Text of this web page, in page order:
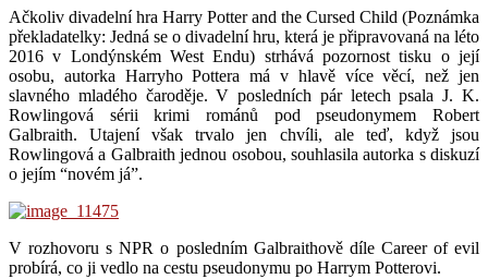
Ačkoliv divadelní hra Harry Potter and the Cursed Child (Poznámka
překladatelky: Jedná se o divadelní hru, která je připravovaná na léto
2016 v Londýnském West Endu) strhává pozornost tisku o její
osobu, autorka Harryho Pottera má v hlavě více věcí, než jen
slavného mladého čaroděje. V posledních pár letech psala J. K.
Rowlingová sérii krimi románů pod pseudonymem Robert
Galbraith. Utajení však trvalo jen chvíli, ale teď, když jsou
Rowlingová a Galbraith jednou osobou, souhlasila autorka s diskuzí
o jejím “novém já”.
V rozhovoru s NPR o posledním Galbraithově díle Career of evil
probírá, co ji vedlo na cestu pseudonymu po Harrym Potterovi.